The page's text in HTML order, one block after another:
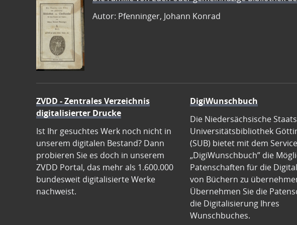
Autor: Pfenninger, Johann Konrad
ZVDD - Zentrales Verzeichnis
digitalisierter Drucke
Ist Ihr gesuchtes Werk noch nicht in
unserem digitalen Bestand? Dann
probieren Sie es doch in unserem
ZVDD Portal, das mehr als 1.600.000
bundesweit digitalisierte Werke
nachweist.
DigiWunschbuch
Die Niedersächsische
Universitätsbibliothek
(SUB) bietet mit dem Service
„DigiWunschbuch” die
Patenschaften für die
von Büchern zu
Übernehmen Sie die
die Digitalisierung Ihres
Wunschbuches.